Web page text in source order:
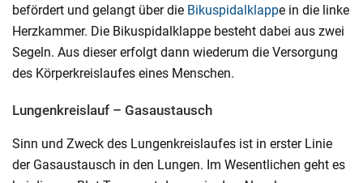
befördert und gelangt über die Bikuspidalklappe in die linke
Herzkammer. Die Bikuspidalklappe besteht dabei aus zwei
Segeln. Aus dieser erfolgt dann wiederum die Versorgung
des Körperkreislaufes eines Menschen.
Lungenkreislauf – Gasaustausch
Sinn und Zweck des Lungenkreislaufes ist in erster Linie
der Gasaustausch in den Lungen. Im Wesentlichen geht es